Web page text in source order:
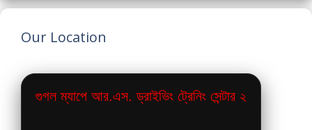
Our Location
গুগল ম্যাপে আর.এস. ড্রাইভিং ট্রেনিং সেন্টার ২